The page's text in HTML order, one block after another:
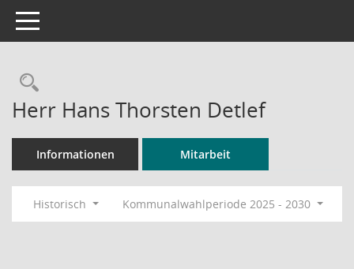
Toggle navigation
Rechercheauswahl
Herr Hans Thorsten Detlef
Informationen Mitarbeit
Historisch Kommunalwahlperiode 2025 - 2030